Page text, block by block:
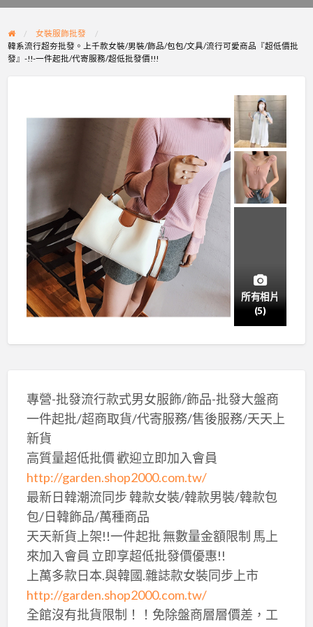
problem
女裝服飾批發
韓系流行超夯批發。上千款女裝/男裝/飾品/包包/文具/流行可愛商品『超低價批
發』-!!-一件起批/代寄服務/超低批發價!!!
所有相片
(5)
專營-批發流行款式男女服飾/飾品-批發大盤商
一件起批/超商取貨/代寄服務/售後服務/天天上
新貨
高質量超低批價 歡迎立即加入會員
http://garden.shop2000.com.tw/
最新日韓潮流同步 韓款女裝/韓款男裝/韓款包
包/日韓飾品/萬種商品
天天新貨上架!!一件起批 無數量金額限制 馬上
來加入會員 立即享超低批發價優惠!!
上萬多款日本.與韓國.雜誌款女裝同步上市
http://garden.shop2000.com.tw/
全館沒有批貨限制！！免除盤商層層價差，工